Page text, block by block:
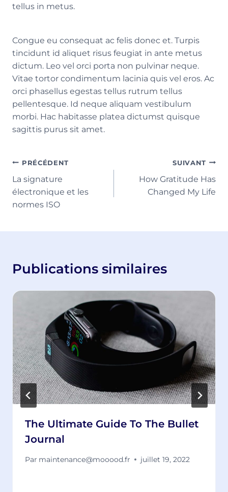
tellus in metus.
Congue eu consequat ac felis donec et. Turpis
tincidunt id aliquet risus feugiat in ante metus
dictum. Leo vel orci porta non pulvinar neque.
Vitae tortor condimentum lacinia quis vel eros. Ac
orci phasellus egestas tellus rutrum tellus
pellentesque. Id neque aliquam vestibulum
morbi. Hac habitasse platea dictumst quisque
sagittis purus sit amet.
Navigation
de
l’article
PRÉCÉDENT
La signature
électronique et les
normes ISO
SUIVANT
How Gratitude Has
Changed My Life
Publications similaires
The Ultimate Guide To The Bullet
Journal
Par maintenance@mooood.fr juillet 19, 2022